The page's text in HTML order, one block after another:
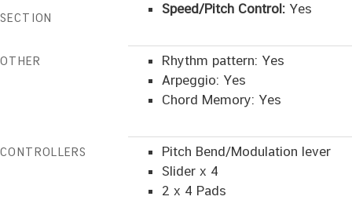
SECTION
Speed/Pitch Control:Yes
OTHER
Rhythm pattern: Yes
Arpeggio: Yes
Chord Memory: Yes
CONTROLLERS
Pitch Bend/Modulation lever
Slider x 4
2 x 4 Pads